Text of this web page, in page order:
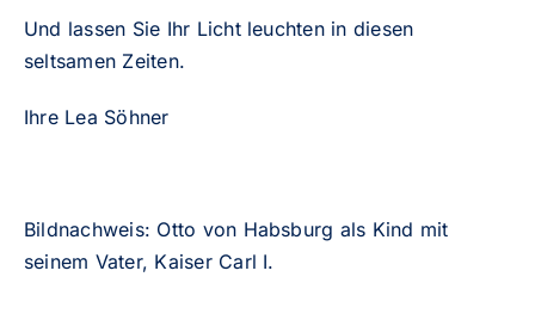
Und lassen Sie Ihr Licht leuchten in diesen
seltsamen Zeiten.
Ihre Lea Söhner
Bildnachweis: Otto von Habsburg als Kind mit
seinem Vater, Kaiser Carl I.